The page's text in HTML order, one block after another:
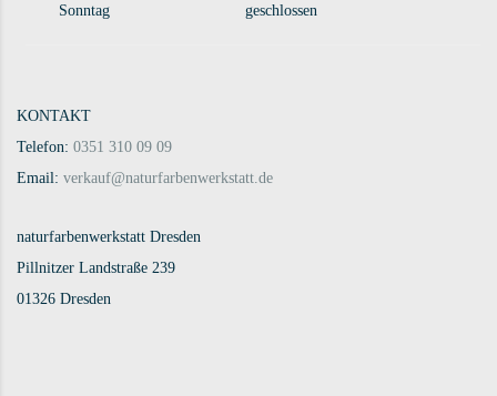
Sonntag geschlossen
KONTAKT
Telefon: 0351 310 09 09
Email: verkauf@naturfarbenwerkstatt.de
naturfarbenwerkstatt Dresden
Pillnitzer Landstraße 239
01326 Dresden